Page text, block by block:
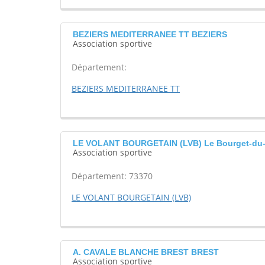
BEZIERS MEDITERRANEE TT BEZIERS
Association sportive
Département:
BEZIERS MEDITERRANEE TT
LE VOLANT BOURGETAIN (LVB) Le Bourget-
Association sportive
Département: 73370
LE VOLANT BOURGETAIN (LVB)
A. CAVALE BLANCHE BREST BREST
Association sportive